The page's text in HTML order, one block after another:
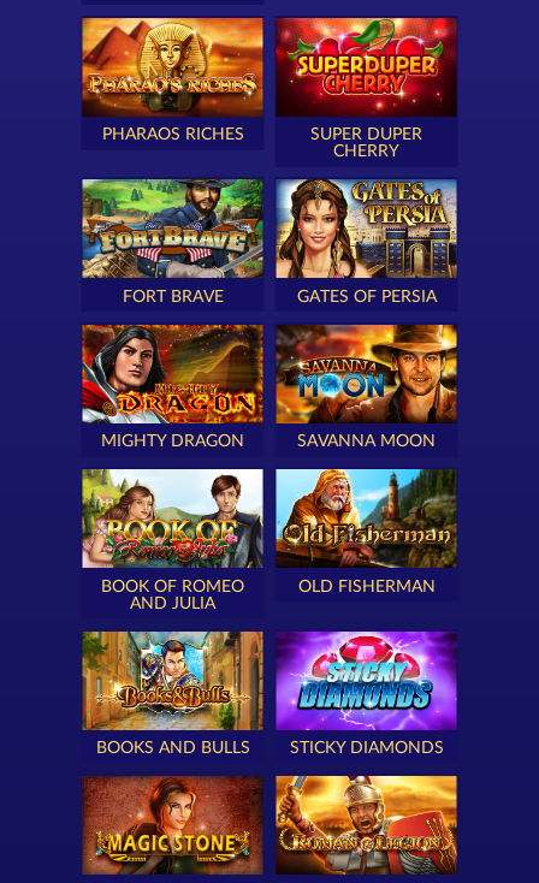
PHARAOS RICHES
SUPER DUPER
CHERRY
FORT BRAVE GATES OF PERSIA
MIGHTY DRAGON SAVANNA MOON
BOOK OF ROMEO
AND JULIA
OLD FISHERMAN
BOOKS AND BULLS STICKY DIAMONDS